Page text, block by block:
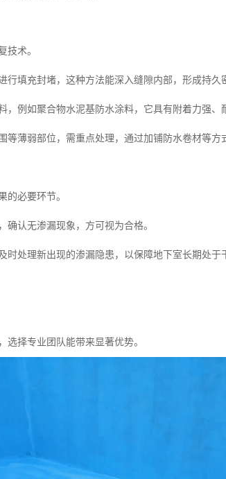
技术。
行填充封堵，这种方法能深入缝隙内部，形成持久
，例如聚合物水泥基防水涂料，它具有附着力强
等薄弱部位，需重点处理，通过加铺防水卷材等
的必要环节。
确认无渗漏现象，方可视为合格。
时处理新出现的渗漏隐患，以保障地下室长期处于
选择专业团队能带来显著优势。